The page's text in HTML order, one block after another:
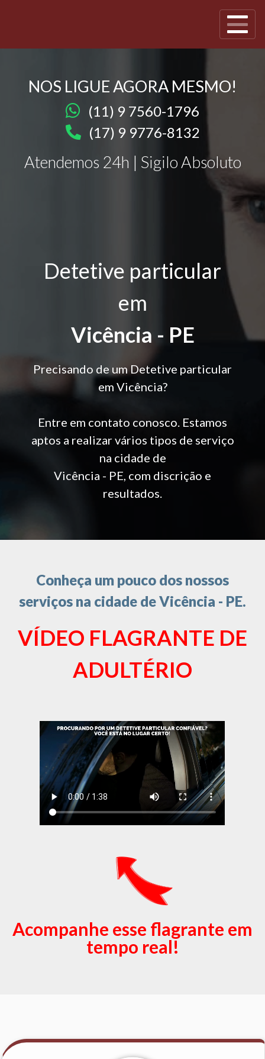
NOS LIGUE AGORA MESMO!
(11) 9 7560-1796
(17) 9 9776-8132
Atendemos 24h | Sigilo Absoluto
Detetive particular
em
Vicência - PE
Precisando de um Detetive particular
em Vicência?
Entre em contato conosco. Estamos
aptos a realizar vários tipos de serviço
na cidade de
Vicência - PE, com discrição e
resultados.
Conheça um pouco dos nossos
serviços na cidade de Vicência - PE.
VÍDEO FLAGRANTE DE
ADULTÉRIO
Acompanhe esse flagrante em
tempo real!